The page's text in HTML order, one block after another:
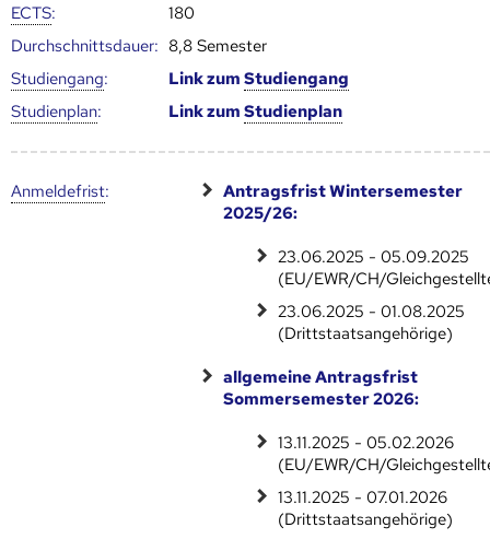
ECTS:
180
Durch­schnitts­dauer: 8,8 Semester
Studien­gang: Link zumStudien­gang
Studien­plan: Link zumStudien­plan
Anmelde­frist:
Antragsfrist Wintersemester
2025/26:
23.06.2025 - 05.09.2025
(EU/EWR/CH/
23.06.2025 - 01.08.2025
(Drittstaatsangehörige)
allgemeine Antragsfrist
Sommersemester 2026:
13.11.2025 - 05.02.2026
(EU/EWR/CH/
13.11.2025 - 07.01.2026
(Drittstaatsangehörige)